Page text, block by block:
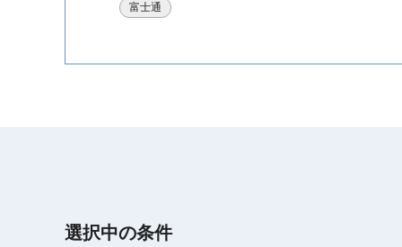
富士通
選択中の条件